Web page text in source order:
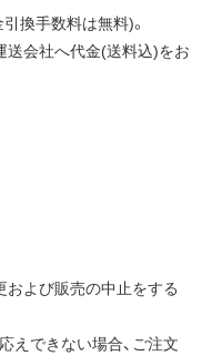
換手数料は無料)。
送会社へ代金(送料込)をお
および販売の中止をする
えできない場合、ご注文